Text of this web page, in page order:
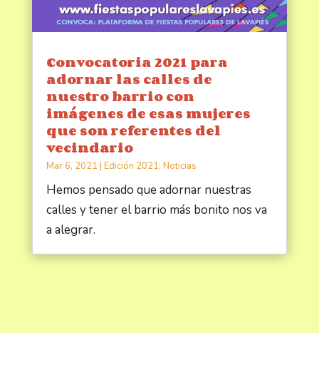
Convocatoria 2021 para
adornar las calles de
nuestro barrio con
imágenes de esas mujeres
que son referentes del
vecindario
Mar 6, 2021 | Edición 2021, Noticias
Hemos pensado que adornar nuestras
calles y tener el barrio más bonito nos va
a alegrar.